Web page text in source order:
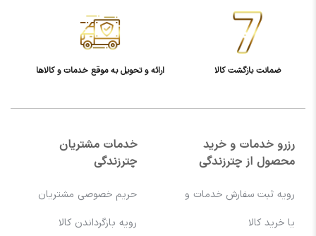
ضمانت بازگشت کالا ارائه و تحویل به موقع خدمات و کالاها
رزرو خدمات و خرید
محصول از چترزندگی
رویه ثبت سفارش خدمات و
یا خرید کالا
خدمات مشتریان
چترزندگی
حریم خصوصی مشتریان
رویه بازگرداندن کالا